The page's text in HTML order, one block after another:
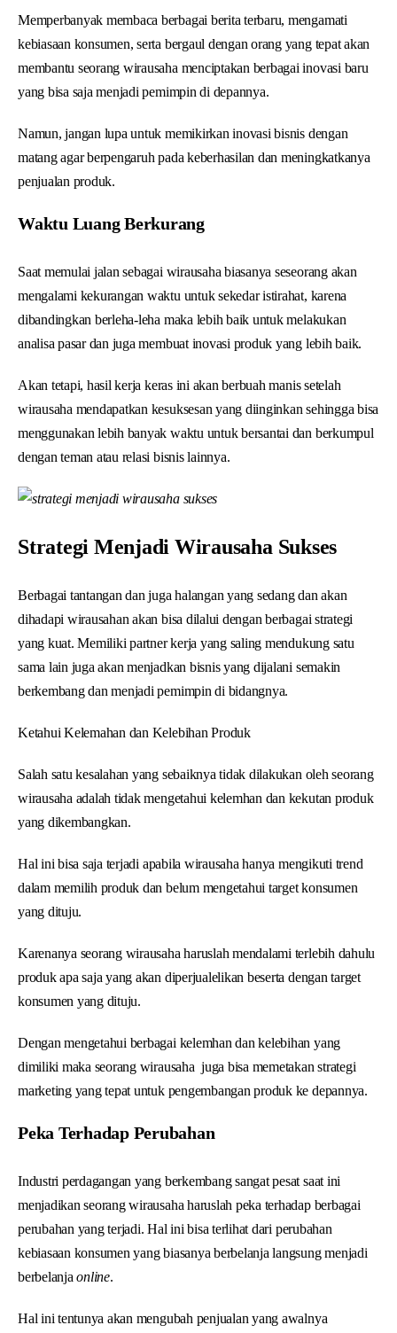
Memperbanyak membaca berbagai berita terbaru, mengamati
kebiasaan konsumen, serta bergaul dengan orang yang tepat akan
membantu seorang wirausaha menciptakan berbagai inovasi baru
yang bisa saja menjadi pemimpin di depannya.
Namun, jangan lupa untuk memikirkan inovasi bisnis dengan
matang agar berpengaruh pada keberhasilan dan meningkatkanya
penjualan produk.
Waktu Luang Berkurang
Saat memulai jalan sebagai wirausaha biasanya seseorang akan
mengalami kekurangan waktu untuk sekedar istirahat, karena
dibandingkan berleha-leha maka lebih baik untuk melakukan
analisa pasar dan juga membuat inovasi produk yang lebih baik.
Akan tetapi, hasil kerja keras ini akan berbuah manis setelah
wirausaha mendapatkan kesuksesan yang diinginkan sehingga bisa
menggunakan lebih banyak waktu untuk bersantai dan berkumpul
dengan teman atau relasi bisnis lainnya.
Strategi Menjadi Wirausaha Sukses
Berbagai tantangan dan juga halangan yang sedang dan akan
dihadapi wirausahan akan bisa dilalui dengan berbagai strategi
yang kuat. Memiliki partner kerja yang saling mendukung satu
sama lain juga akan menjadkan bisnis yang dijalani semakin
berkembang dan menjadi pemimpin di bidangnya.
Ketahui Kelemahan dan Kelebihan Produk
Salah satu kesalahan yang sebaiknya tidak dilakukan oleh seorang
wirausaha adalah tidak mengetahui kelemhan dan kekutan produk
yang dikembangkan.
Hal ini bisa saja terjadi apabila wirausaha hanya mengikuti trend
dalam memilih produk dan belum mengetahui target konsumen
yang dituju.
Karenanya seorang wirausaha haruslah mendalami terlebih dahulu
produk apa saja yang akan diperjualelikan beserta dengan target
konsumen yang dituju.
Dengan mengetahui berbagai kelemhan dan kelebihan yang
dimiliki maka seorang wirausaha juga bisa memetakan strategi
marketing yang tepat untuk pengembangan produk ke depannya.
Peka Terhadap Perubahan
Industri perdagangan yang berkembang sangat pesat saat ini
menjadikan seorang wirausaha haruslah peka terhadap berbagai
perubahan yang terjadi. Hal ini bisa terlihat dari perubahan
kebiasaan konsumen yang biasanya berbelanja langsung menjadi
berbelanjaonline.
Hal ini tentunya akan mengubah penjualan yang awalnya